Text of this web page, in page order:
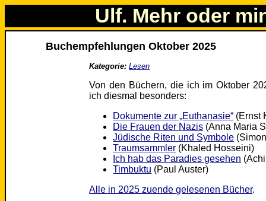
Ulf. Mehr oder
Buchempfehlungen Oktober 2025
Kategorie: Lesen
Von den Büchern, die ich im Oktober
ich diesmal besonders:
Dokumente zur „Euthanasie“ (Ernst
Die Frauen der Nazis (Anna Maria
Jüdische Riten und Symbole
Traumsammler (Khaled Hosseini)
Ich hab das Paradies gesehen
Timbuktu (Paul Auster)
Alle in 2025 zuende gelesenen Bücher.